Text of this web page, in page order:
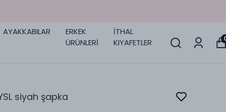
AYAKKABILAR
ERKEK
ÜRÜNLERİ
İTHAL
KIYAFETLER
siyah şapka